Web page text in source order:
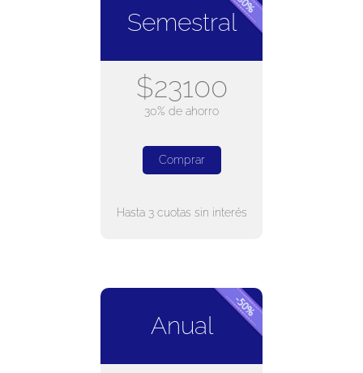
Semestral
$23100
30% de ahorro
Comprar
Hasta 3 cuotas sin interés
Anual